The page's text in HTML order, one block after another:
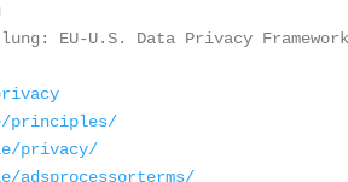
EU-U.S. Data Privacy
principles/
privacy/
adsprocessorterms/